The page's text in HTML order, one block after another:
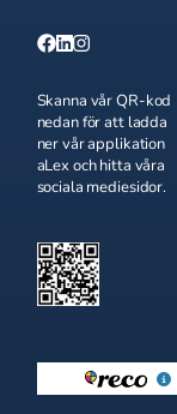
Skanna vår QR-kod
nedan för att ladda
ner vår applikation
aLex och hitta våra
sociala mediesidor.